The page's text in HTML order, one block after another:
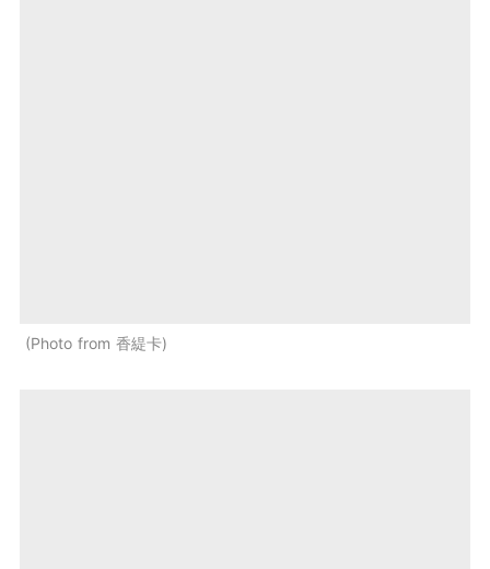
Photo from 香緹卡